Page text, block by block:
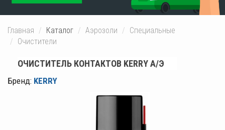
Главная Каталог Аэрозоли
Специальные
Очистители
ОЧИСТИТЕЛЬ КОНТАКТОВ KERRY А/Э
Бренд: KERRY